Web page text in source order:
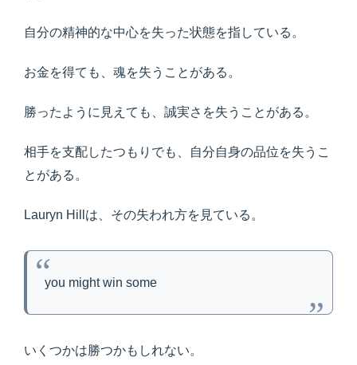
自分の精神的な中心を失った状態を指している。
お金を得ても、魂を失うことがある。
勝ったように見えても、誠実さを失うことがある。
相手を支配したつもりでも、自分自身の品位を失うこ
とがある。
Lauryn Hillは、その失われ方を見ている。
you might win some
いくつかは勝つかもしれない。